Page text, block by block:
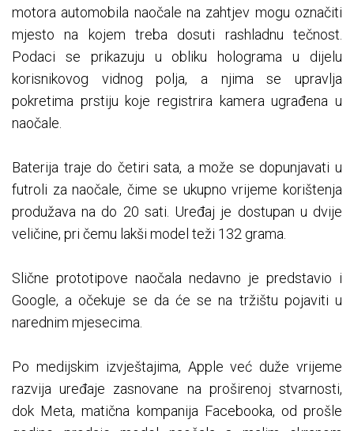
motora automobila naočale na zahtjev mogu označiti
mjesto na kojem treba dosuti rashladnu tečnost.
Podaci se prikazuju u obliku holograma u dijelu
korisnikovog vidnog polja, a njima se upravlja
pokretima prstiju koje registrira kamera ugrađena u
naočale.
Baterija traje do četiri sata, a može se dopunjavati u
futroli za naočale, čime se ukupno vrijeme korištenja
produžava na do 20 sati. Uređaj je dostupan u dvije
veličine, pri čemu lakši model teži 132 grama.
Slične prototipove naočala nedavno je predstavio i
Google, a očekuje se da će se na tržištu pojaviti u
narednim mjesecima.
Po medijskim izvještajima, Apple već duže vrijeme
razvija uređaje zasnovane na proširenoj stvarnosti,
dok Meta, matična kompanija Facebooka, od prošle